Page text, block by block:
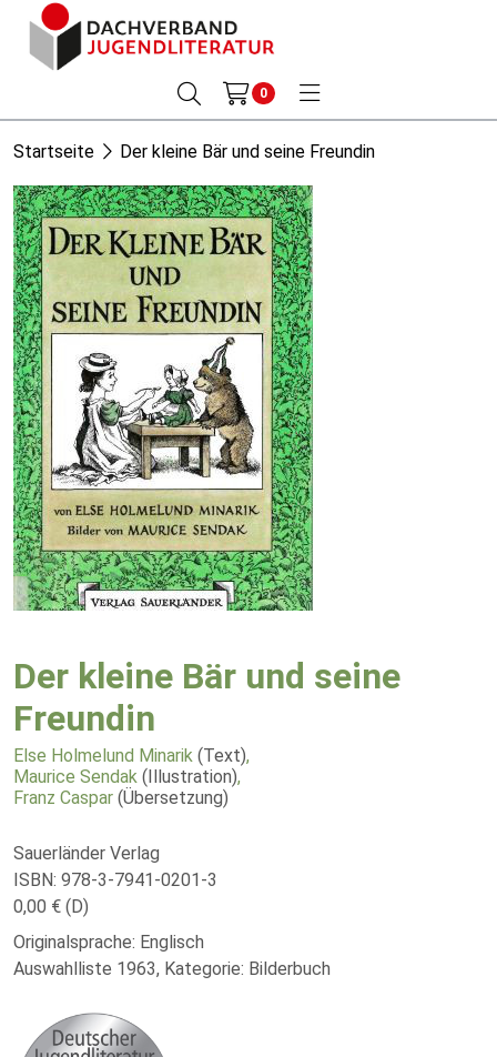
0
Startseite Der kleine Bär und seine Freundin
Der kleine Bär und seine
Freundin
Else Holmelund Minarik (Text),
Maurice Sendak (Illustration),
Franz Caspar (Übersetzung)
Sauerländer Verlag
ISBN: 978-3-7941-0201-3
0,00 € (D)
Originalsprache: Englisch
Auswahlliste 1963, Kategorie: Bilderbuch